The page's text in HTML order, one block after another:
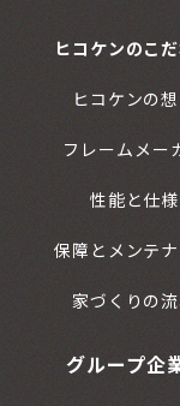
ヒコケンのこ
ヒコケンの
フレームメー
性能と仕様
保障とメンテ
家づくりの
グループ企